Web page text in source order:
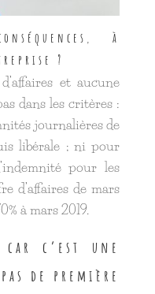
à
?
et aucune
dans les critères :
journalières de
libérale ; ni pour
pour les
d’affaires de mars
à mars 2019.
c’est une
de première